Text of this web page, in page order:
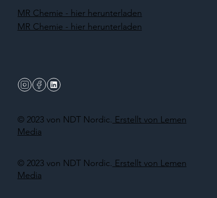
© 2023 von NDT Nordic. Erstellt von Lemen
Media
© 2023 von NDT Nordic. Erstellt von Lemen
Media
MR Chemie - hier herunterladen
MR Chemie - hier herunterladen